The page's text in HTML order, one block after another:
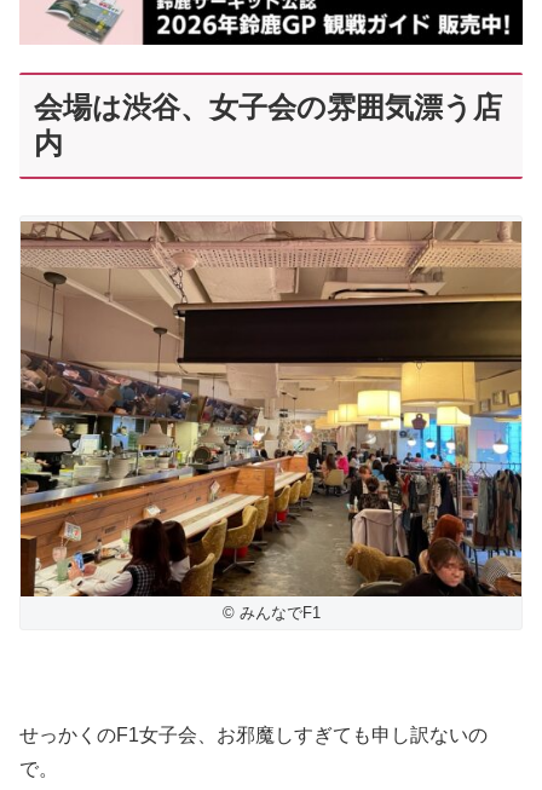
会場は渋谷、女子会の雰囲気漂う店
内
© みんなでF1
せっかくのF1女子会、お邪魔しすぎても申し訳ないの
で。